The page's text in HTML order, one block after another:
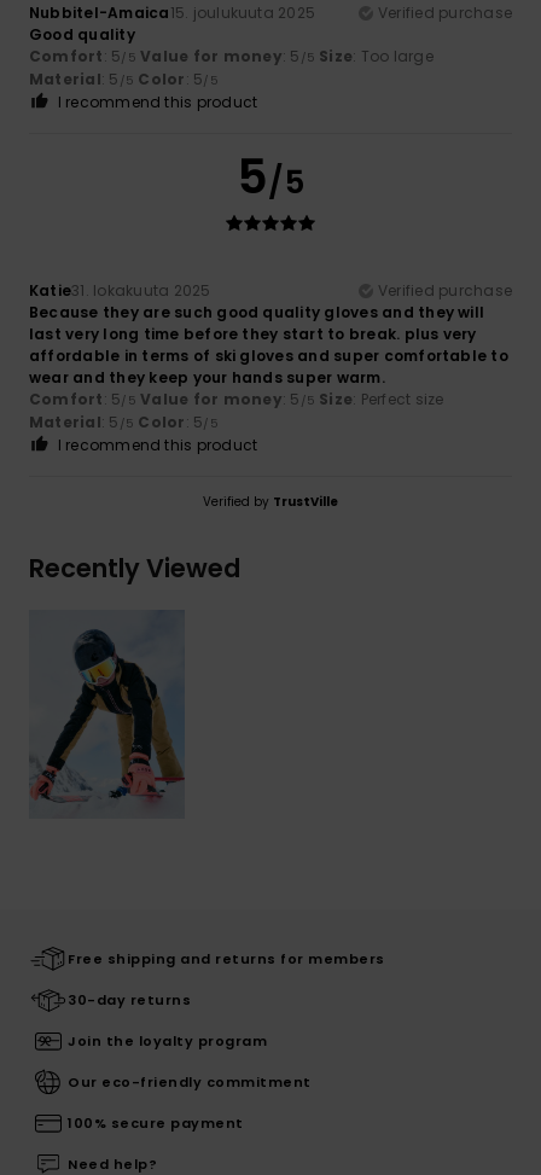
Nubbitel-Amaica15. joulukuuta 2025
Verified purchase
Good quality
Comfort: 5/5 Value for money: 5 /5 Size: Too large
Material: 5 /5 Color: 5/5
I recommend this product
5/5
Katie31. lokakuuta 2025
Verified purchase
Because they are such good quality gloves and they will
last very long time before they start to break. plus very
affordable in terms of ski gloves and super comfortable to
wear and they keep your hands super warm.
Comfort: 5/5 Value for money: 5 /5 Size: Perfect size
Material: 5 /5 Color: 5/5
I recommend this product
Verified by TrustVille
Recently Viewed
Free shipping and returns for members
30-day returns
Join the loyalty program
Our eco-friendly commitment
100% secure payment
Need help?